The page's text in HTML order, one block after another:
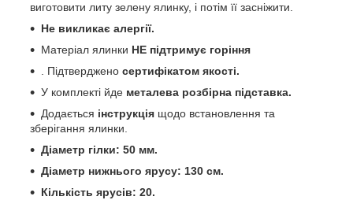
виготовити литу зелену ялинку, і потім її засніжити.
Не викликає алергії.
Матеріал ялинки НЕ підтримує горіння
. Підтверджено сертифікатом якості.
У комплекті йде металева розбірна підставка.
Додається інструкція щодо встановлення та
зберігання ялинки.
Діаметр гілки: 50 мм.
Діаметр нижнього ярусу: 130 см.
Кількість ярусів: 20.